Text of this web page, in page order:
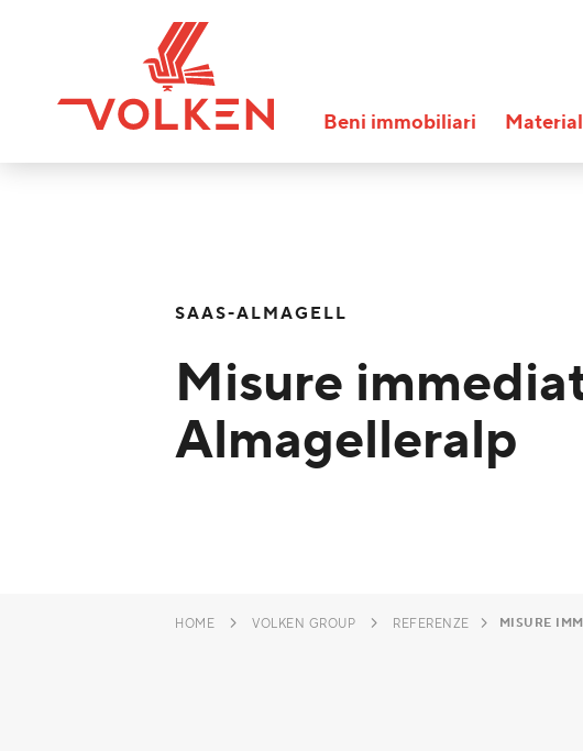
Beni immobiliari
HOME VOLKEN GROUP REFERENZE MISURE
SAAS-ALMAGELL
Misure
Almagelleralp